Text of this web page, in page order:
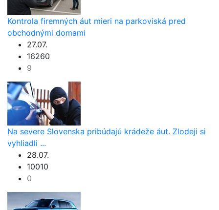
Kontrola firemných áut mieri na parkoviská pred
obchodnými domami
27.07.
16260
9
Na severe Slovenska pribúdajú krádeže áut. Zlodeji si
vyhliadli ...
28.07.
10010
0